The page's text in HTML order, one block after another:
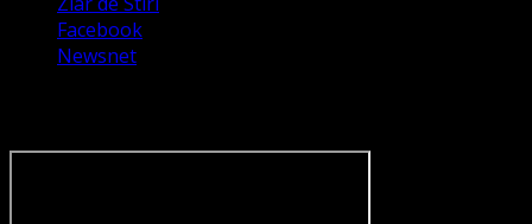
Facebook
Newsnet